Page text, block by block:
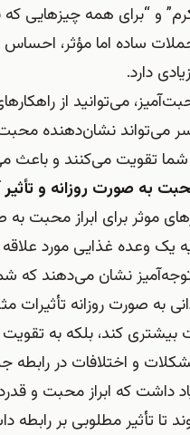
و “برای همه چیزهایی
ساده اما مؤثر،
دارد.
می‌توانید از
می‌تواند نشان‌دهنده
شما تقویت می‌کنند و
به صورت روزانه و تأثیر
موثر برای ابراز
یک وعده غذایی مورد
توجه‌آمیز نشان می‌دهند که
به صورت روزانه
کند، بلکه به
و اختلافات در
داشت که ابراز محبت و
تا تأثیر مطلوبی بر رابطه